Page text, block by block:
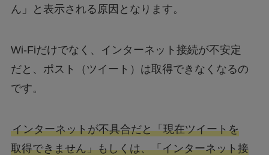
ん」と表示される原因となります。
Wi-Fiだけでなく、インターネット接続が不安定
だと、ポスト（ツイート）は取得できなくなるの
です。
インターネットが不具合だと「現在ツイートを
取得できません」もしくは、「インターネット接